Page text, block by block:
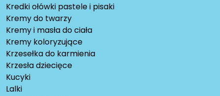
Kredki ołówki pastele i pisaki
Kremy do twarzy
Kremy i masła do ciała
Kremy koloryzujące
Krzesełka do karmienia
Krzesła dziecięce
Kucyki
Lalki